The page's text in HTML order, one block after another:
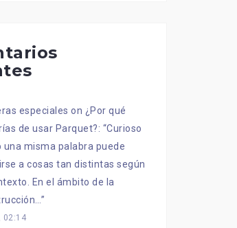
especiales on ¿Por qué
de usar Parquet?: “Curioso
una misma palabra puede
a cosas tan distintas según
En el ámbito de la
”
02:14